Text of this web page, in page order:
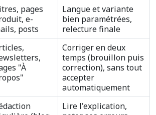
pages
e-
posts
Langue et variante
bien paramétrées,
relecture finale
"À
Corriger en deux
temps (brouillon puis
correction), sans tout
accepter
automatiquement
Lire l'explication,